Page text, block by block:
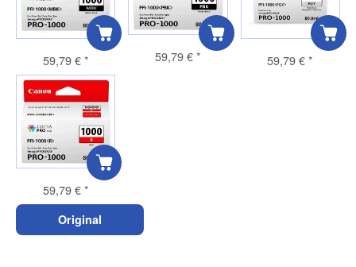
59,79 €* 59,79 €* 59,79 €*
59,79 €*
Original